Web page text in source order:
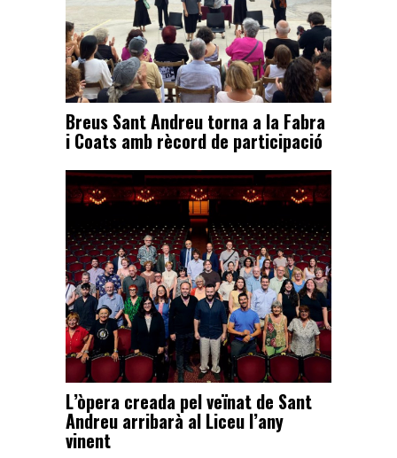
Breus Sant Andreu torna a la Fabra
i Coats amb rècord de participació
L’òpera creada pel veïnat de Sant
Andreu arribarà al Liceu l’any
vinent